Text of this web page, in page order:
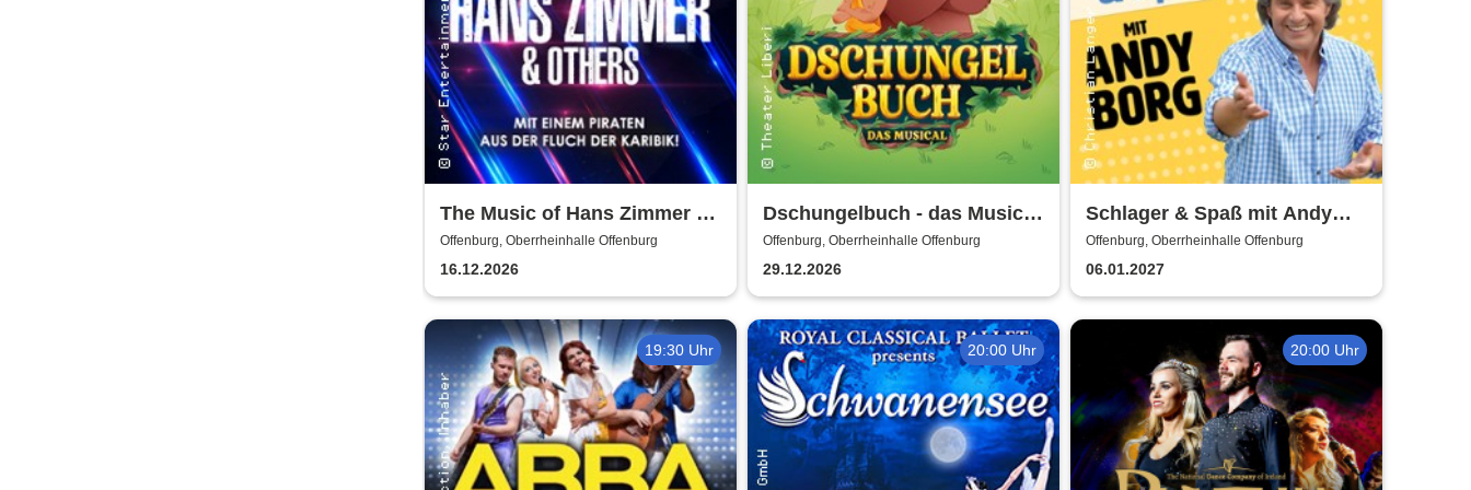
The Music of Hans Zimmer &
Others - A Celebration of Film
Music
Offenburg, Oberrheinhalle Offenburg
16.12.2026
Dschungelbuch - das Musical
| Theater Liberi
Offenburg, Oberrheinhalle Offenburg
29.12.2026
Schlager & Spaß mit Andy
Borg und Gästen
Offenburg, Oberrheinhalle Offenburg
06.01.2027
19:30 Uhr 20:00 Uhr 20:00 Uhr